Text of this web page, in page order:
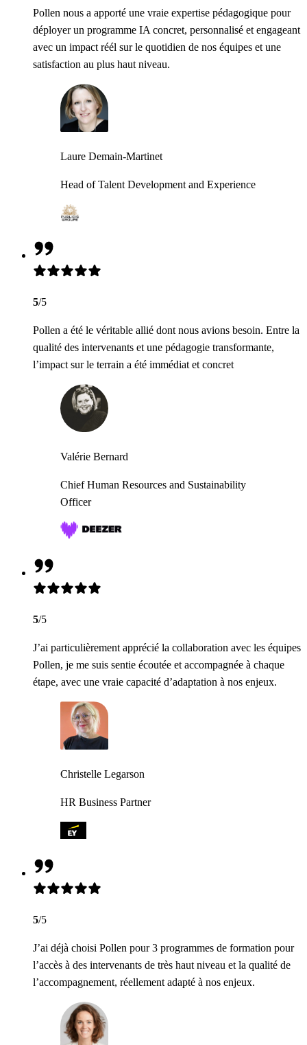
Pollen nous a apporté une vraie expertise pédagogique pour
déployer un programme IA concret, personnalisé et engageant
avec un impact réél sur le quotidien de nos équipes et une
satisfaction au plus haut niveau.
Laure Demain-Martinet
Head of Talent Development and Experience
5/5
Pollen a été le véritable allié dont nous avions besoin. Entre la
qualité des intervenants et une pédagogie transformante,
l’impact sur le terrain a été immédiat et concret
Valérie Bernard
Chief Human Resources and Sustainability
Officer
5/5
J’ai particulièrement apprécié la collaboration avec les équipes
Pollen, je me suis sentie écoutée et accompagnée à chaque
étape, avec une vraie capacité d’adaptation à nos enjeux.
Christelle Legarson
HR Business Partner
5/5
J’ai déjà choisi Pollen pour 3 programmes de formation pour
l’accès à des intervenants de très haut niveau et la qualité de
l’accompagnement, réellement adapté à nos enjeux.